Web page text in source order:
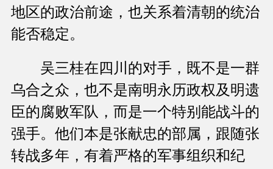
地区的政治前途，也关系着清朝的统治
能否稳定。
吴三桂在四川的对手，既不是一群
乌合之众，也不是南明永历政权及明遗
臣的腐败军队，而是一个特别能战斗的
强手。他们本是张献忠的部属，跟随张
转战多年，有着严格的军事组织和纪